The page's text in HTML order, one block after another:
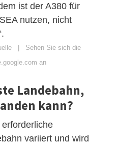
ist der A380 für
nutzen, nicht
| Sehen Sie sich die
an
Landebahn,
kann?
variiert und wird